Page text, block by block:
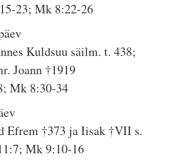
23; Mk 8:22-26
Kuldsuu säilm. t. 438;
Joann †1919
Mk 8:30-34
Efrem †373 ja Iisak †VII s.
Mk 9:10-16